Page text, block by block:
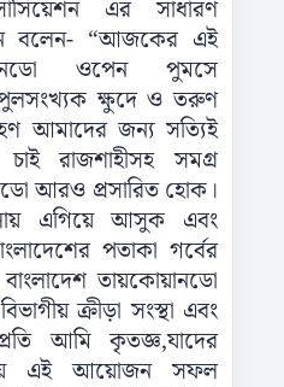
এর সাধারণ
বলেন- “আজকের এই
ওপেন পুমসে
ক্ষুদে ও তরুণ
আমাদের জন্য সত্যিই
রাজশাহীসহ সমগ্র
আরও প্রসারিত হোক।
এগিয়ে আসুক এবং
পতাকা গর্বের
তায়কোয়ানডো
ক্রীড়া সংস্থা এবং
আমি কৃতজ্ঞ,যাদের
এই আয়োজন সফল